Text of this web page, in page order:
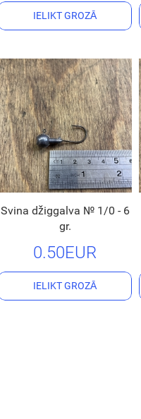
IELIKT GROZĀ
Svina džiggalva № 1/0 - 6
gr.
0.50EUR
IELIKT GROZĀ